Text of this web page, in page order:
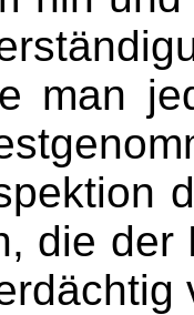
man
die der